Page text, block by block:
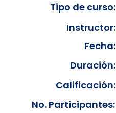
Tipo de curso:
Instructor:
Fecha:
Duración:
Calificación:
No. Participantes: